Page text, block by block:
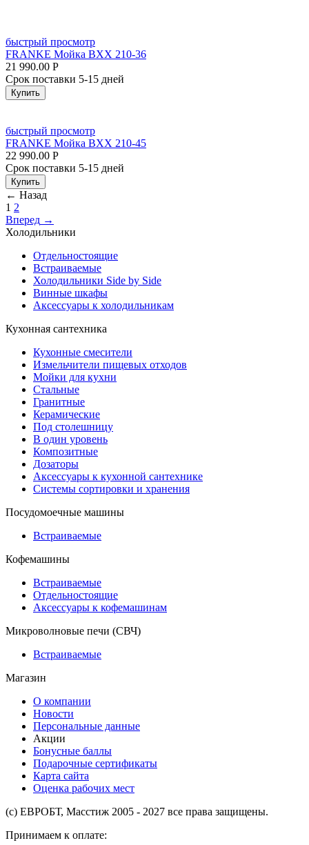
быстрый просмотр
FRANKE Мойка BXX 210-36
21 990.00 Р
Срок поставки 5-15 дней
Купить
быстрый просмотр
FRANKE Мойка BXX 210-45
22 990.00 Р
Срок поставки 5-15 дней
Купить
← Назад
1 2
Вперед →
Холодильники
Отдельностоящие
Встраиваемые
Холодильники Side by Side
Винные шкафы
Аксессуары к холодильникам
Кухонная сантехника
Кухонные смесители
Измельчители пищевых отходов
Мойки для кухни
Стальные
Гранитные
Керамические
Под столешницу
В один уровень
Композитные
Дозаторы
Аксессуары к кухонной сантехнике
Системы сортировки и хранения
Посудомоечные машины
Встраиваемые
Кофемашины
Встраиваемые
Отдельностоящие
Аксессуары к кофемашинам
Микроволновые печи (СВЧ)
Встраиваемые
Магазин
О компании
Новости
Персональные данные
Акции
Бонусные баллы
Подарочные сертификаты
Карта сайта
Оценка рабочих мест
(с) ЕВРОБТ, Масстиж 2005 - 2027 все права защищены.
Принимаем к оплате: